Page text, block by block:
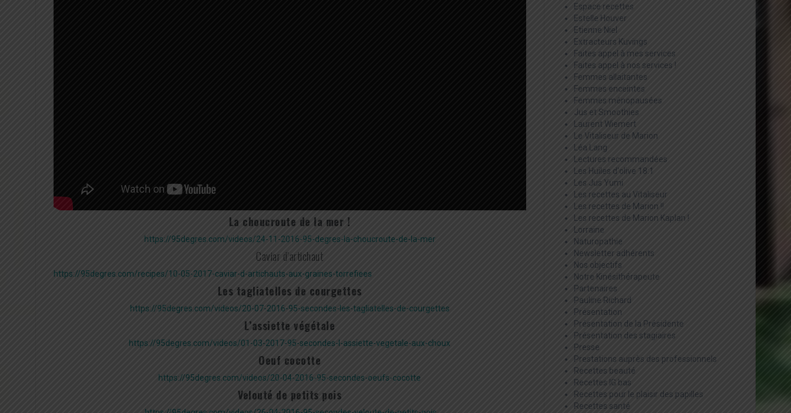
La choucroute de la mer !
https://95degres.com/videos/24-11-2016-95-degres-la-choucroute-de-la-mer
Caviar d’artichaut
https://95degres.com/recipes/10-05-2017-caviar-d-artichauts-aux-graines-torrefiees
Les tagliatelles de courgettes
https://95degres.com/videos/20-07-2016-95-secondes-les-tagliatelles-de-courgettes
L’assiette végétale
https://95degres.com/videos/01-03-2017-95-secondes-l-assiette-vegetale-aux-choux
Oeuf cocotte
https://95degres.com/videos/20-04-2016-95-secondes-oeufs-cocotte
Velouté de petits pois
Espace recettes
Estelle Houver
Etienne Niel
Extracteurs Kuvings
Faites appel à mes services
Faites appel à nos services !
Femmes allaitantes
Femmes enceintes
Femmes ménopausées
Jus et Smoothies
Laurent Wiemert
Le Vitaliseur de Marion
Léa Lang
Lectures recommandées
Les Huiles d'olive 18:1
Les Jus Yumi
Les recettes au Vitaliseur
Les recettes de Marion !!
Les recettes de Marion Kaplan !
Lorraine
Naturopathie
Newsletter adhérents
Nos objectifs
Notre Kinésithérapeute
Partenaires
Pauline Richard
Présentation
Présentation de la Présidente
Présentation des stagiaires
Presse
Prestations auprès des professionnels
Recettes beauté
Recettes IG bas
Recettes pour le plaisir des papilles
Recettes santé